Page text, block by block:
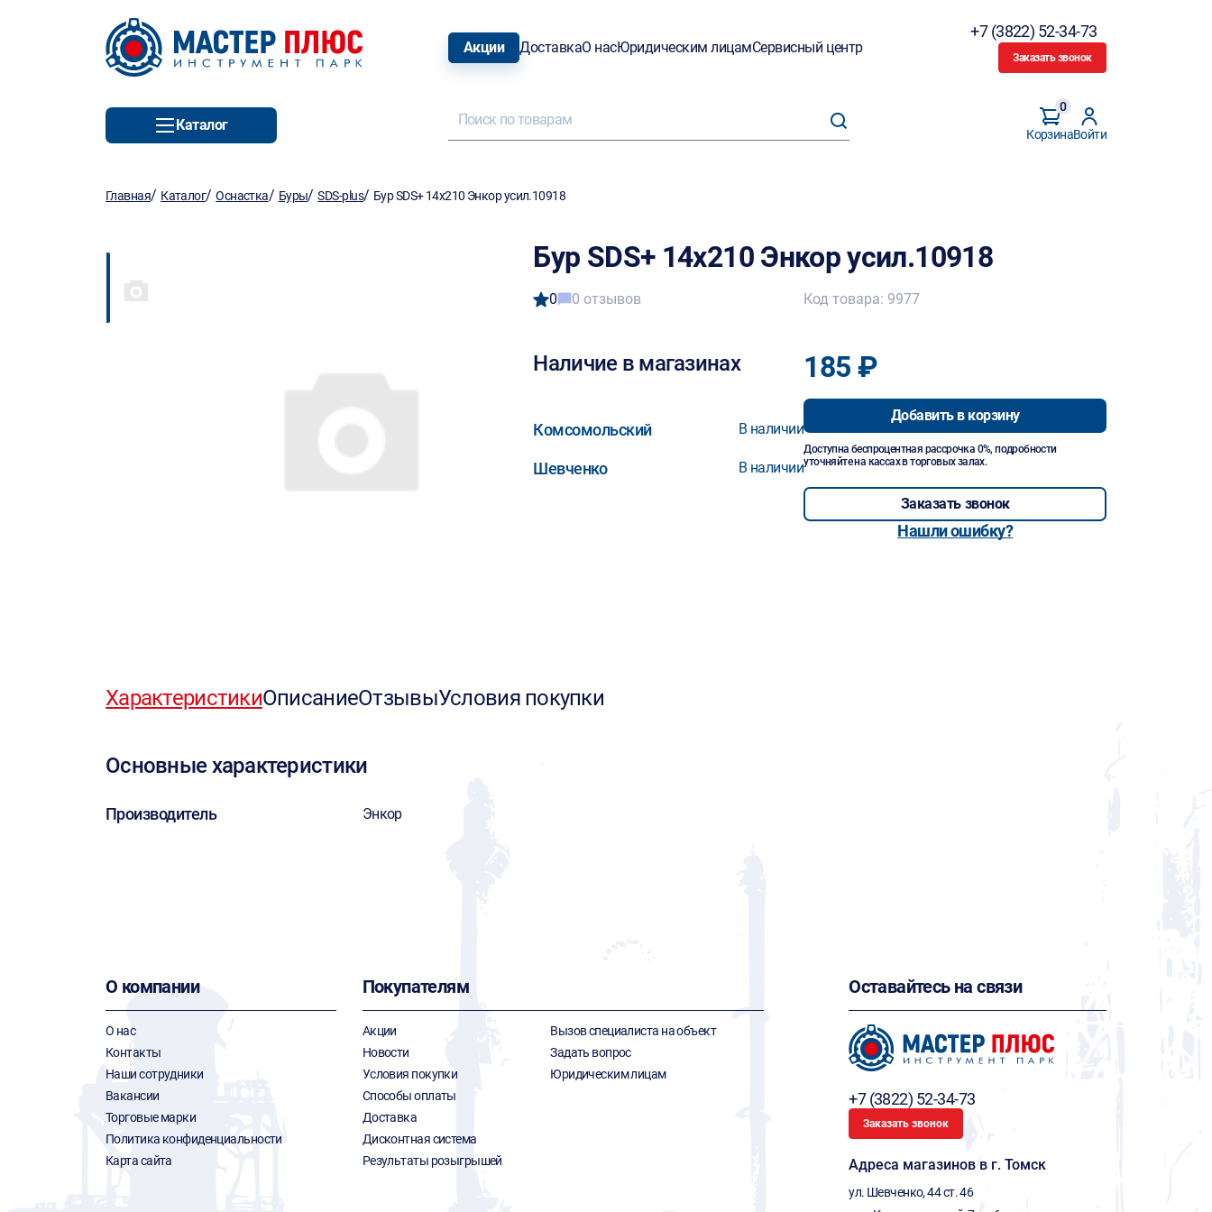
Акции ДоставкаО насЮридическим лицамСервисный центр
+7 (3822) 52-34-73
Заказать звонок
Каталог
Корзина
0
Войти
Главная/ Каталог/Оснастка/ Буры/SDS-plus/ Бур SDS+ 14х210 Энкор усил.10918
Бур SDS+ 14х210 Энкор усил.10918
0 0 отзывов
Наличие в магазинах
Комсомольский В наличии
Шевченко В наличии
Код товара: 9977
185 ₽
Добавить в корзину
Доступна беспроцентная рассрочка 0%, подробности
уточняйте на кассах в торговых залах.
Заказать звонок
Нашли ошибку?
ХарактеристикиОписаниеОтзывыУсловия покупки
Основные характеристики
Производитель Энкор
О компании
О нас
Контакты
Наши сотрудники
Вакансии
Торговые марки
Политика конфиденциальности
Карта сайта
Покупателям
Акции
Новости
Условия покупки
Способы оплаты
Доставка
Дисконтная система
Результаты розыгрышей
Вызов специалиста на объект
Задать вопрос
Юридическим лицам
Оставайтесь на связи
+7 (3822) 52-34-73
Заказать звонок
Адреса магазинов в г. Томск
ул. Шевченко, 44 ст. 46